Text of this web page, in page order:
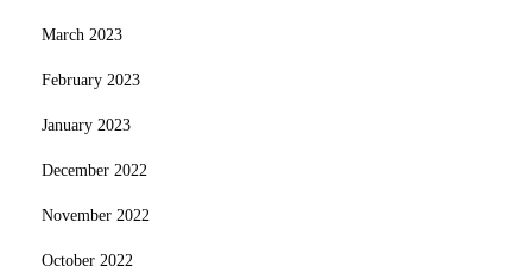
March 2023
February 2023
January 2023
December 2022
November 2022
October 2022